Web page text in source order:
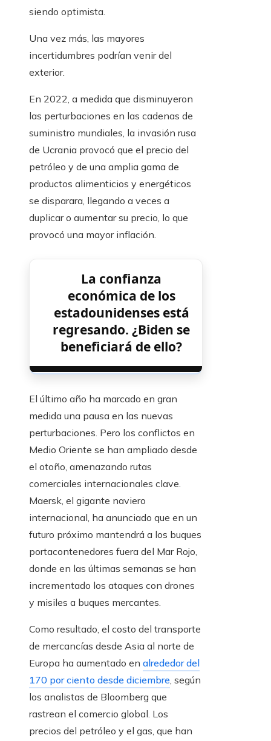
siendo optimista.
Una vez más, las mayores
incertidumbres podrían venir del
exterior.
En 2022, a medida que disminuyeron
las perturbaciones en las cadenas de
suministro mundiales, la invasión rusa
de Ucrania provocó que el precio del
petróleo y de una amplia gama de
productos alimenticios y energéticos
se disparara, llegando a veces a
duplicar o aumentar su precio, lo que
provocó una mayor inflación.
La confianza
económica de los
estadounidenses está
regresando. ¿Biden se
beneficiará de ello?
El último año ha marcado en gran
medida una pausa en las nuevas
perturbaciones. Pero los conflictos en
Medio Oriente se han ampliado desde
el otoño, amenazando rutas
comerciales internacionales clave.
Maersk, el gigante naviero
internacional, ha anunciado que en un
futuro próximo mantendrá a los buques
portacontenedores fuera del Mar Rojo,
donde en las últimas semanas se han
incrementado los ataques con drones
y misiles a buques mercantes.
Como resultado, el costo del transporte
de mercancías desde Asia al norte de
Europa ha aumentado en alrededor del
170 por ciento desde diciembre, según
los analistas de Bloomberg que
rastrean el comercio global. Los
precios del petróleo y el gas, que han